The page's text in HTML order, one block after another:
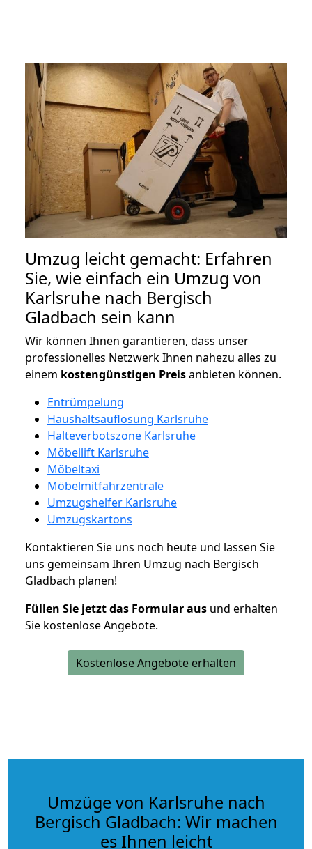
Umzug leicht gemacht: Erfahren
Sie, wie einfach ein Umzug von
Karlsruhe nach Bergisch
Gladbach sein kann
Wir können Ihnen garantieren, dass unser
professionelles Netzwerk Ihnen nahezu alles zu
einem kostengünstigen Preisanbieten können.
Entrümpelung
Haushaltsauflösung Karlsruhe
Halteverbotszone Karlsruhe
Möbellift Karlsruhe
Möbeltaxi
Möbelmitfahrzentrale
Umzugshelfer Karlsruhe
Umzugskartons
Kontaktieren Sie uns noch heute und lassen Sie
uns gemeinsam Ihren Umzug nach Bergisch
Gladbach planen!
Füllen Sie jetzt das Formular aus und erhalten
Sie kostenlose Angebote.
Kostenlose Angebote erhalten
Umzüge von Karlsruhe nach
Bergisch Gladbach: Wir machen
es Ihnen leicht